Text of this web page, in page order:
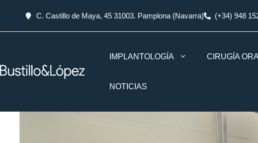
C. Castillo de Maya, 45 31003. Pamplona (Navarra) (+34) 948
IMPLANTOLOGÍA CIRUGÍA
NOTICIAS